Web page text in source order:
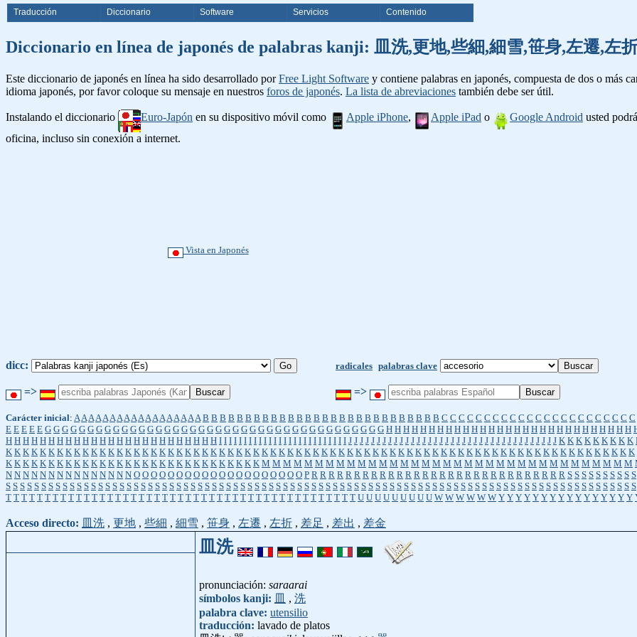
Traducción Diccionario Software Servicios Contenido
Diccionario en línea de japonés de palabras kanji: 皿洗,更地,些細,細雪,笹身,左遷,左
Este diccionario de japonés en línea ha sido desarrollado porFree Light Software y contiene palabras en japonés, compuesta de dos o más
idioma japonés, por favor coloque su mensaje en nuestros foros de japonés. La lista de abreviaciones también debe ser útil.
Instalando el diccionario Euro-Japón en su dispositivo móvil como Apple iPhone, Apple iPad o Google Android usted
oficina, incluso sin conexión a internet.
Vista en Japonés
dicc: radicales palabras clave
=> =>
Carácter inicial: A A A A A A A A A A A A A A A A A A B B B B B B B B B B B B B B B B B B B B B B B B B B B B C C C C C C C C C C C C C C C C C C C C C C C
E E E E E G G G G G G G G G G G G G G G G G G G G G G G G G G G G G G G G G G G G G G G G H H H H H H H H H H H H H H H H H H H H H H H H H H H H H
H H H H H H H H H H H H H H H H H H H H H H H H H I I I I I I I I I I I I I I I I I I I I I I I I I I J J J J J J J J J J J J J J J J J J J J J J J J J J J J J J J J J J J J J K K K K K K K K K
K K K K K K K K K K K K K K K K K K K K K K K K K K K K K K K K K K K K K K K K K K K K K K K K K K K K K K K K K K K K K K K K K K K K K K K K K K
K K K K K K K K K K K K K K K K K K K K K K K K K K K K K K M M M M M M M M M M M M M M M M M M M M M M M M M M M M M M M M M M M
N N N N N N N N N N N N N N N O O O O O O O O O O O O O O O O O O O O P R R R R R R R R R R R R R R R R R R R R R R R R R R R R R R S S S S S S S S S S
S S S S S S S S S S S S S S S S S S S S S S S S S S S S S S S S S S S S S S S S S S S S S S S S S S S S S S S S S S S S S S S S S S S S S S S S S S S S S S S S S S S S S S S S S
T T T T T T T T T T T T T T T T T T T T T T T T T T T T T T T T T T T T T T T T T T T T T U U U U U U U U U W W W W W W Y Y Y Y Y Y Y Y Y Y Y Y Y Y Y Y
Acceso directo: 皿洗 , 更地 , 些細 , 細雪 , 笹身 , 左遷 , 左折 , 差足 , 差出 , 差金
皿洗
pronunciación: saraarai
símbolos kanji: 皿 , 洗
palabra clave: utensilio
traducción: lavado de platos